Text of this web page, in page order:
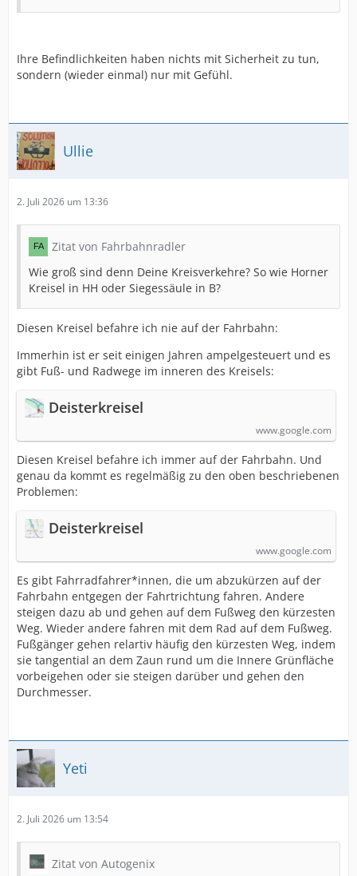
Ihre Befindlichkeiten haben nichts mit Sicherheit zu tun,
sondern (wieder einmal) nur mit Gefühl.
Ullie
2. Juli 2026 um 13:36
Zitat von Fahrbahnradler
Wie groß sind denn Deine Kreisverkehre? So wie Horner
Kreisel in HH oder Siegessäule in B?
Diesen Kreisel befahre ich nie auf der Fahrbahn:
Immerhin ist er seit einigen Jahren ampelgesteuert und es
gibt Fuß- und Radwege im inneren des Kreisels:
Deisterkreisel
www.google.com
Diesen Kreisel befahre ich immer auf der Fahrbahn. Und
genau da kommt es regelmäßig zu den oben beschriebenen
Problemen:
Deisterkreisel
www.google.com
Es gibt Fahrradfahrer*innen, die um abzukürzen auf der
Fahrbahn entgegen der Fahrtrichtung fahren. Andere
steigen dazu ab und gehen auf dem Fußweg den kürzesten
Weg. Wieder andere fahren mit dem Rad auf dem Fußweg.
Fußgänger gehen relartiv häufig den kürzesten Weg, indem
sie tangential an dem Zaun rund um die Innere Grünfläche
vorbeigehen oder sie steigen darüber und gehen den
Durchmesser.
Yeti
2. Juli 2026 um 13:54
Zitat von Autogenix